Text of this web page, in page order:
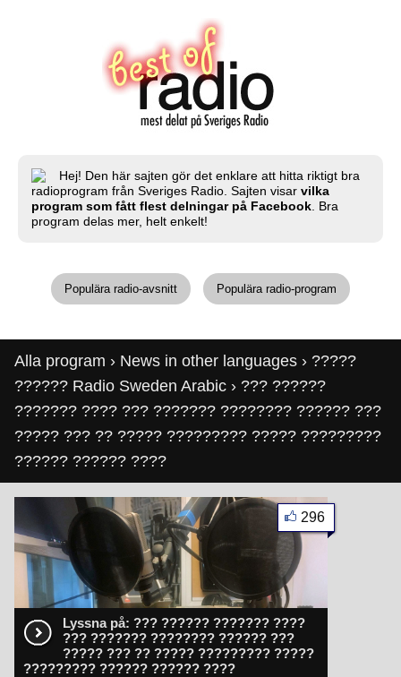
Hej! Den här sajten gör det enklare att hitta riktigt bra
radioprogram från Sveriges Radio. Sajten visar vilka
program som fått flest delningar på Facebook . Bra
program delas mer, helt enkelt!
Populära radio-avsnitt Populära radio-program
Alla program › News in other languages › ?????
?????? Radio Sweden Arabic › ??? ??????
??????? ???? ??? ??????? ???????? ?????? ???
????? ??? ?? ????? ????????? ????? ?????????
?????? ?????? ????
Lyssna på: ??? ?????? ??????? ????
??? ??????? ???????? ?????? ???
????? ??? ?? ????? ????????? ?????
????????? ?????? ?????? ????
296